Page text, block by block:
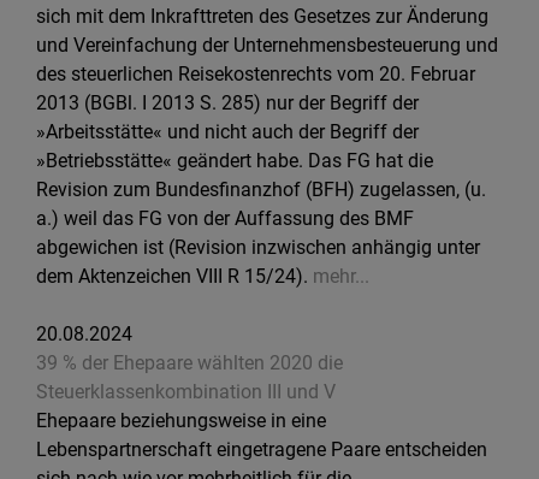
sich mit dem Inkrafttreten des Gesetzes zur Änderung
und Vereinfachung der Unternehmensbesteuerung und
des steuerlichen Reisekostenrechts vom 20. Februar
2013 (BGBl. I 2013 S. 285) nur der Begriff der
»Arbeitsstätte« und nicht auch der Begriff der
»Betriebsstätte« geändert habe. Das FG hat die
Revision zum Bundesfinanzhof (BFH) zugelassen, (u.
a.) weil das FG von der Auffassung des BMF
abgewichen ist (Revision inzwischen anhängig unter
dem Aktenzeichen VIII R 15/24). mehr...
20.08.2024
39 % der Ehepaare wählten 2020 die
Steuerklassenkombination III und V
Ehepaare beziehungsweise in eine
Lebenspartnerschaft eingetragene Paare entscheiden